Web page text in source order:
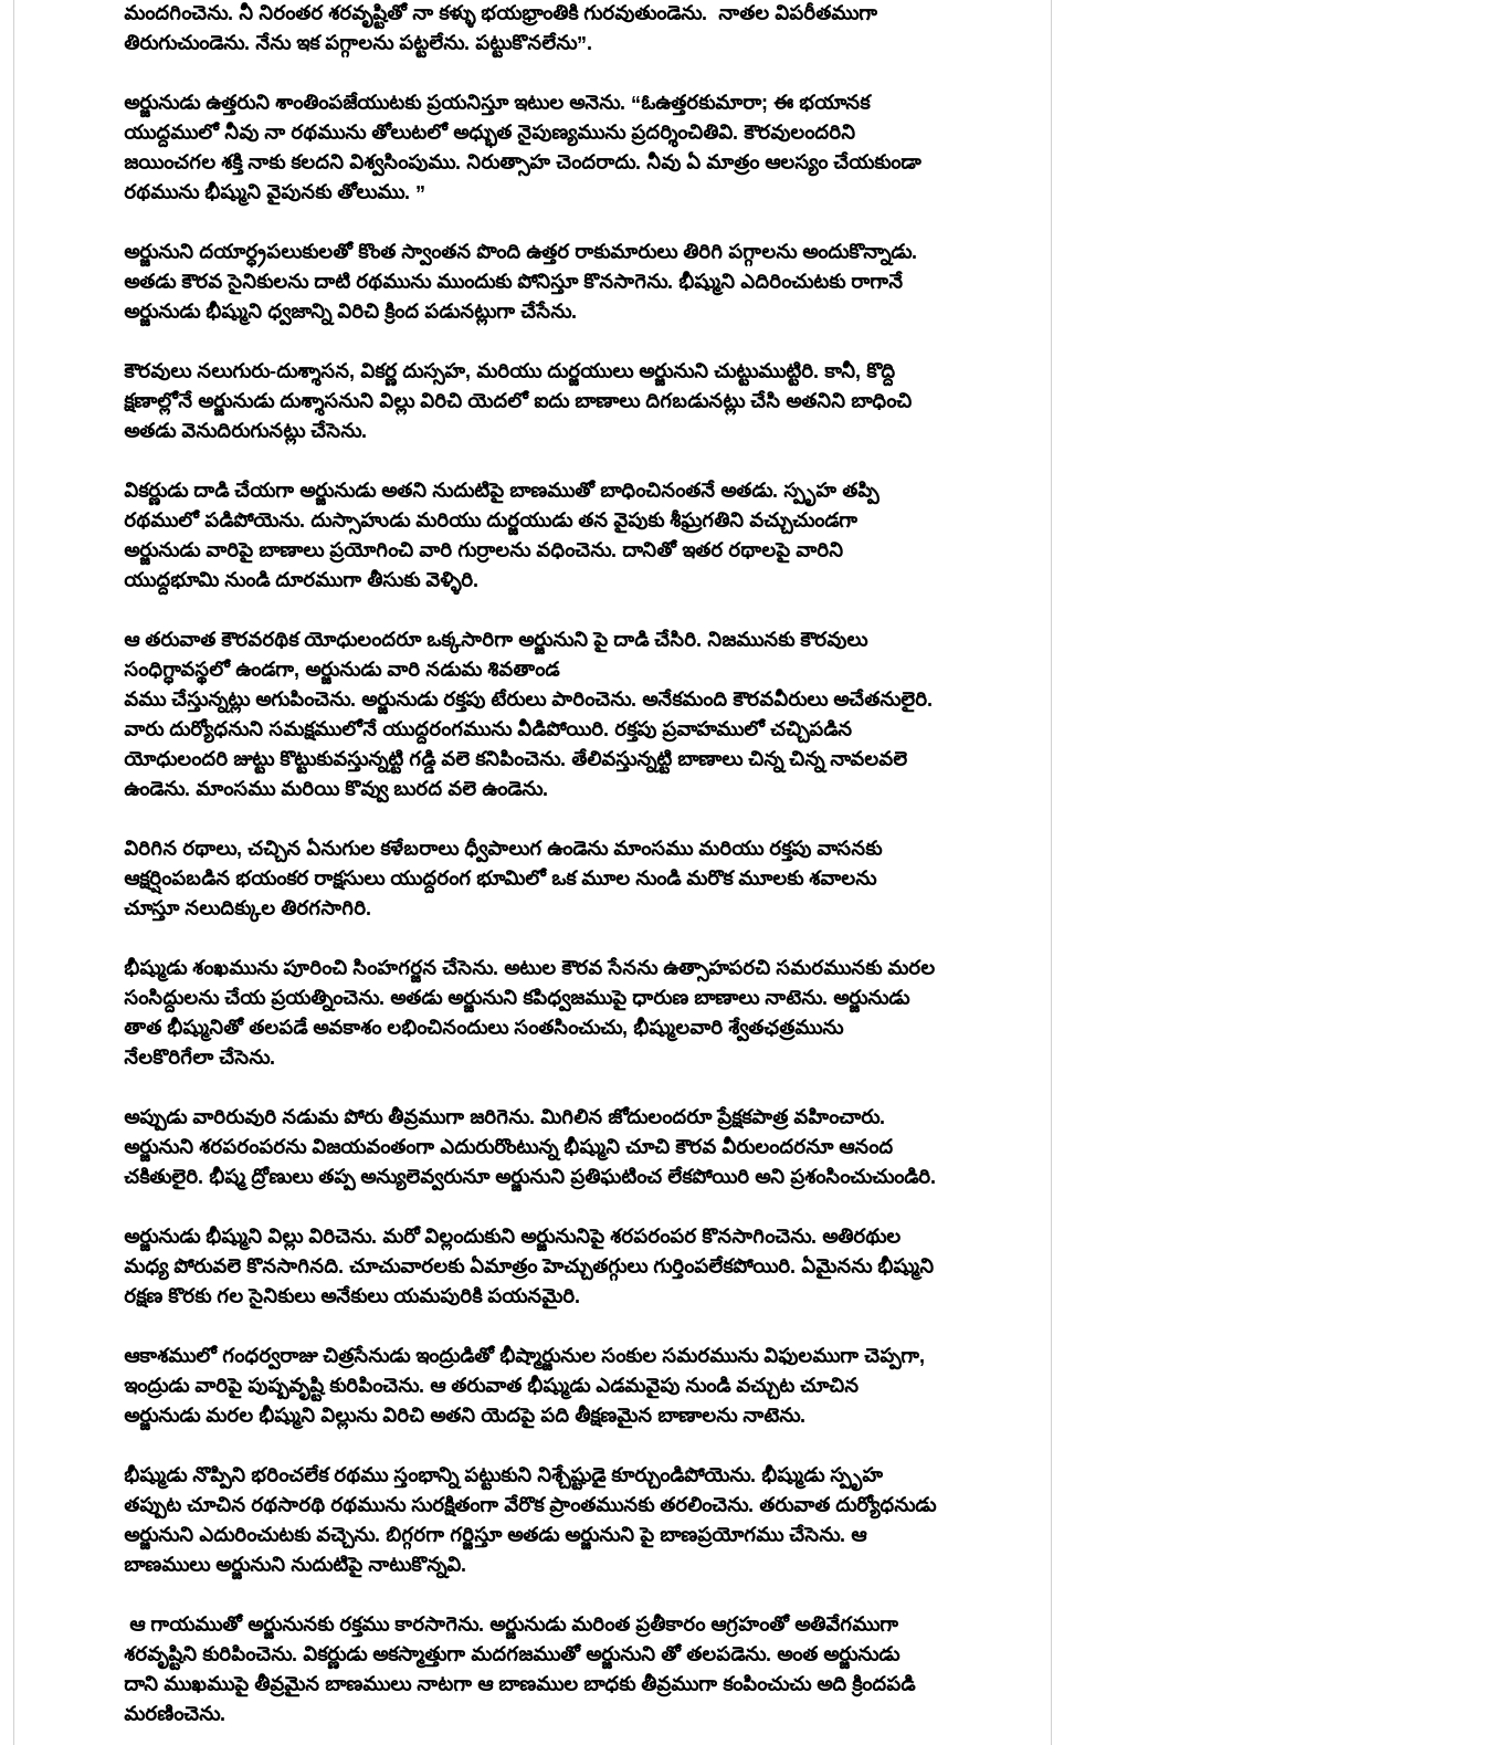
మందగించెను. నీ నిరంతర శరవృష్టితో నా కళ్ళు భయభ్రాంతికి గురవుతుండెను.  నాతల విపరీతముగా
తిరుగుచుండెను. నేను ఇక పగ్గాలను పట్టలేను. పట్టుకొనలేను”.
అర్జునుడు ఉత్తరుని శాంతింపజేయుటకు ప్రయనిస్తూ ఇటుల అనెను. “ఓఉత్తరకుమారా; ఈ భయానక
యుద్దములో నీవు నా రథమును తోలుటలో అధ్భుత నైపుణ్యమును ప్రదర్శించితివి. కౌరవులందరిని
జయించగల శక్తి నాకు కలదని విశ్వసింపుము. నిరుత్సాహ చెందరాదు. నీవు ఏ మాత్రం ఆలస్యం చేయకుండా
రథమును భీష్ముని వైపునకు తోలుము. ”
అర్జునుని దయార్ధ్రపలుకులతో కొంత స్వాంతన పొంది ‌ఉత్తర రాకుమారులు తిరిగి పగ్గాలను అందుకొన్నాడు.
అతడు కౌరవ సైనికులను దాటి రథమును ముందుకు పోనిస్తూ కొనసాగెను. భీష్ముని ఎదిరించుటకు రాగానే
అర్జునుడు భీష్ముని ధ్వజాన్ని విరిచి క్రింద పడునట్లుగా చేసేను.
కౌరవులు నలుగురు-దుశ్శాసన, వికర్ణ దుస్సహ, మరియు దుర్జయులు అర్జునుని చుట్టుముట్టిరి. కానీ, కొద్ది
క్షణాల్లోనే అర్జునుడు దుశ్శాసనుని విల్లు విరిచి యెదలో ఐదు బాణాలు దిగబడునట్లు చేసి అతనిని బాధించి
అతడు వెనుదిరుగునట్లు చేసెను.
వికర్ణుడు దాడి చేయగా అర్జునుడు అతని నుదుటిపై బాణముతో బాధించినంతనే అతడు. స్పృహ తప్పి
రథములో పడిపోయెను. దుస్సాహుడు మరియు దుర్జయుడు తన వైపుకు శీఘ్రగతిని వచ్చుచుండగా
అర్జునుడు వారిపై బాణాలు ప్రయోగించి వారి గుర్రాలను వధించెను. దానితో ఇతర రథాలపై వారిని
యుద్దభూమి నుండి దూరముగా తీసుకు వెళ్ళిరి.
ఆ తరువాత కౌరవరథిక యోధులందరూ ఒక్కసారిగా అర్జునుని పై దాడి చేసిరి. నిజమునకు కౌరవులు
సంధిగ్ధావస్థలో ఉండగా, అర్జునుడు వారి నడుమ శివతాండ
వము చేస్తున్నట్లు అగుపించెను. అర్జునుడు రక్త‌పు టేరులు పారించెను. అనేకమంది కౌరవవీరులు అచేతనులైరి.
వారు దుర్యోధనుని సమక్షములోనే యుద్దరంగమును వీడిపోయిరి. రక్తపు ప్రవాహములో చచ్చిపడిన
యోధులందరి జుట్టు కొట్టుకువస్తున్నట్టి గడ్డి వలె కనిపించెను. తేలివస్తున్నట్టి బాణాలు చిన్న చిన్న నావలవలె
ఉండెను. మాంసము మరియి కొవ్వు బురద వలె ఉండెను.
విరిగిన రథాలు, చచ్చిన ఏనుగుల కళేబరాలు ధ్వీపాలుగ ఉండెను మాంసము మరియు రక్తపు వాసనకు
ఆక్షర్షింపబడిన భయంకర రాక్షసులు యుద్దరంగ భూమిలో ఒక మూల నుండి మరొక మూలకు శవాలను
చూస్తూ నలుదిక్కుల తిరగసాగిరి.
భీష్ముడు శంఖమును పూరించి సింహగర్జన చేసెను. అటుల కౌరవ సేనను ఉత్సాహపరచి సమరమునకు మరల
సంసిద్దులను చేయ ప్రయత్నించెను. అతడు అర్జునుని కపిధ్వజముపై ధారుణ బాణాలు నాటెను. అర్జునుడు
తాత భీష్మునితో తలపడే అవకాశం లభించినందులు సంతసించుచు, భీష్ములవారి శ్వేతఛత్రమును
నేలకొరిగేలా చేసెను.
అప్పుడు వారిరువురి నడుమ పోరు తీవ్రముగా జరిగెను. మిగిలిన జోదులందరూ ప్రేక్షకపాత్ర వహించారు.
అర్జునుని శరపరంపరను విజయవంతంగా ఎదురురొంటున్న భీష్ముని చూచి కౌరవ వీరులందరనూ ఆనంద
చకితులైరి. భీష్మ ద్రోణులు తప్ప అన్యులెవ్వరునూ అర్జునుని ప్రతిఘటించ లేకపోయిరి అని ప్రశంసించుచుండిరి.
అర్జునుడు భీష్ముని విల్లు విరిచెను. మరో విల్లందుకుని అర్జునునిపై శరపరంపర కొనసాగించెను. అతిరథుల
మధ్య పోరువలె కొనసాగినది. చూచువారలకు ఏమాత్రం హెచ్చుతగ్గులు గుర్తింపలేకపోయిరి. ఏమైనను భీష్ముని
రక్షణ కొరకు గల సైనికులు అనేకులు యమపురికి పయనమైరి.
ఆకాశములో గంధర్వరాజు చిత్రసేనుడు ఇంద్రుడితో భీష్మార్జునుల సంకుల సమరమును విఫులముగా చెప్పగా,
ఇంద్రుడు వారిపై పుష్పవృష్టి కురిపించెను. ఆ తరువాత భీష్ముడు ఎడమవైపు నుండి వచ్చుట చూచిన
అర్జునుడు మరల భీష్ముని విల్లును విరిచి అతని యెదపై పది తీక్షణమైన బాణాలను నాటెను.
భీష్ముడు నొప్పిని భరించలేక రథము స్తంభాన్ని పట్టుకుని నిశ్చేష్టుడై కూర్చుండిపోయెను. భీష్ముడు స్పృహ
తప్పుట చూచిన రథసారథి రథమును సురక్షితంగా వేరొక ప్రాంతమునకు తరలించెను. తరువాత దుర్యోధనుడు
అర్జునుని ఎదురించుటకు వచ్చెను. బిగ్గరగా గర్జిస్తూ అతడు అర్జునుని పై బాణప్రయోగము చేసెను. ఆ
బాణములు అర్జునుని నుదుటిపై నాటుకొన్నవి.
ఆ గాయముతో అర్జునునకు రక్తము కారసాగెను. అర్జునుడు మరింత ప్రతీకారం ఆగ్రహంతో అతివేగముగా
శరవృష్టిని కురిపించెను. వికర్ణుడు అకస్మాత్తుగా మదగజముతో అర్జునుని తో తలపడెను. అంత అర్జునుడు
దాని ముఖముపై తీవ్రమైన బాణములు నాటగా ఆ బాణముల బాధకు తీవ్రముగా కంపించుచు అది క్రిందపడి
మరణించెను.